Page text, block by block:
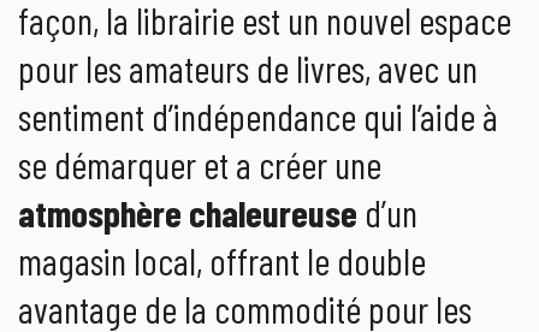
façon, la librairie est un nouvel espace
pour les amateurs de livres, avec un
sentiment d’indépendance qui l’aide à
se démarquer et a créer une
atmosphère chaleureuse d’un
magasin local, offrant le double
avantage de la commodité pour les